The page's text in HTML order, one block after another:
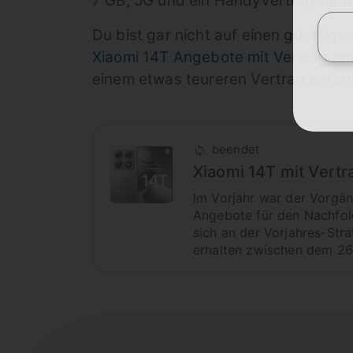
Du bist gar nicht auf einen
Xiaomi 14T Angebote mit Vertrag
einem etwas teureren Vertrag
beendet
Xiaomi 14T mit
Im Vorjahr war der
Angebote für den
sich an der Vorjahres-
erhalten zwischen dem